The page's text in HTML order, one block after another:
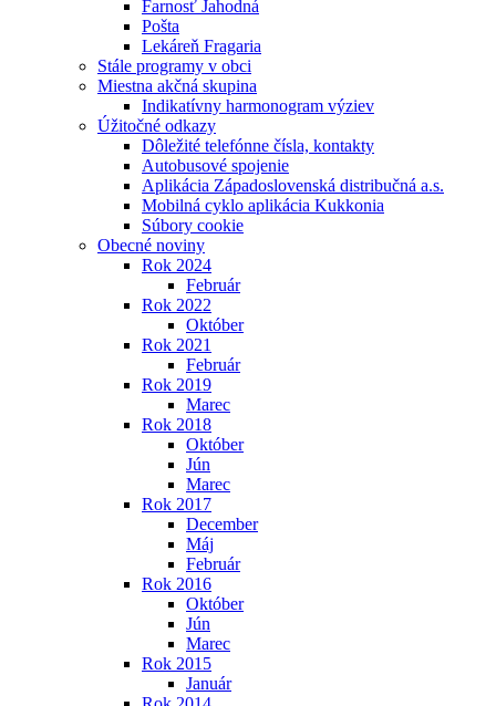
Farnosť Jahodná
Pošta
Lekáreň Fragaria
Stále programy v obci
Miestna akčná skupina
Indikatívny harmonogram výziev
Úžitočné odkazy
Dôležité telefónne čísla, kontakty
Autobusové spojenie
Aplikácia Západoslovenská distribučná a.s.
Mobilná cyklo aplikácia Kukkonia
Súbory cookie
Obecné noviny
Rok 2024
Február
Rok 2022
Október
Rok 2021
Február
Rok 2019
Marec
Rok 2018
Október
Jún
Marec
Rok 2017
December
Máj
Február
Rok 2016
Október
Jún
Marec
Rok 2015
Január